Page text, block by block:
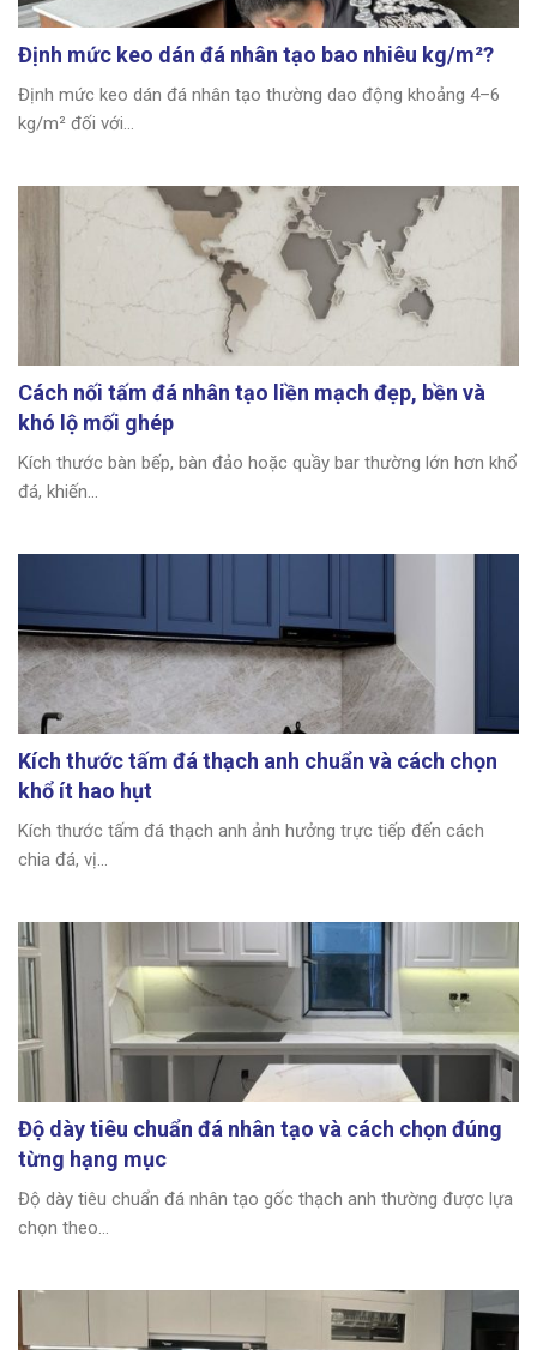
Định mức keo dán đá nhân tạo bao nhiêu kg/m²?
Định mức keo dán đá nhân tạo thường dao động khoảng 4–6
kg/m² đối với...
Cách nối tấm đá nhân tạo liền mạch đẹp, bền và
khó lộ mối ghép
Kích thước bàn bếp, bàn đảo hoặc quầy bar thường lớn hơn khổ
đá, khiến...
Kích thước tấm đá thạch anh chuẩn và cách chọn
khổ ít hao hụt
Kích thước tấm đá thạch anh ảnh hưởng trực tiếp đến cách
chia đá, vị...
Độ dày tiêu chuẩn đá nhân tạo và cách chọn đúng
từng hạng mục
Độ dày tiêu chuẩn đá nhân tạo gốc thạch anh thường được lựa
chọn theo...